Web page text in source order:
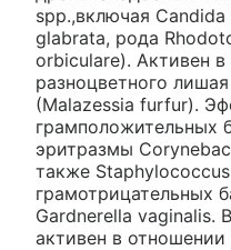
spp.,включая
glabrata, рода
orbiculare). Активен
разноцветного
(Malazessia furfur).
грамположительных
эритразмы
также
грамотрицательных
Gardnerella vaginalis.
активен в